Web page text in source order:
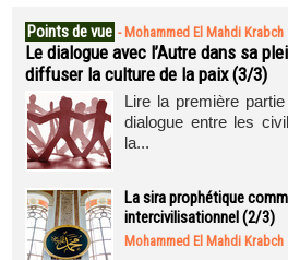
Points de vue - Mohammed El Mahdi Krabch
Le dialogue avec l’Autre dans sa
diffuser la culture de la paix (3/3)
Lire la première
dialogue entre les
la...
La sira prophétique
intercivilisationnel (2/3)
Mohammed El Mahdi Krabch